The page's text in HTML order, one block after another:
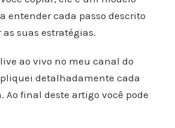
entender cada passo descrito
suas estratégias.
ao vivo no meu canal do
detalhadamente cada
Ao final deste artigo você pode